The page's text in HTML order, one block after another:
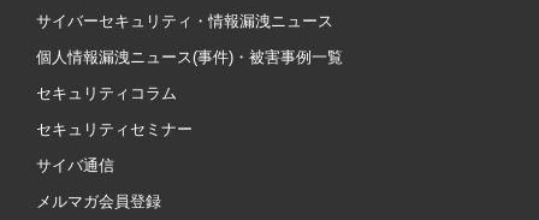
サイバーセキュリティ・情報漏洩ニュース
個人情報漏洩ニュース(事件)・被害事例一覧
セキュリティコラム
セキュリティセミナー
サイバ通信
メルマガ会員登録